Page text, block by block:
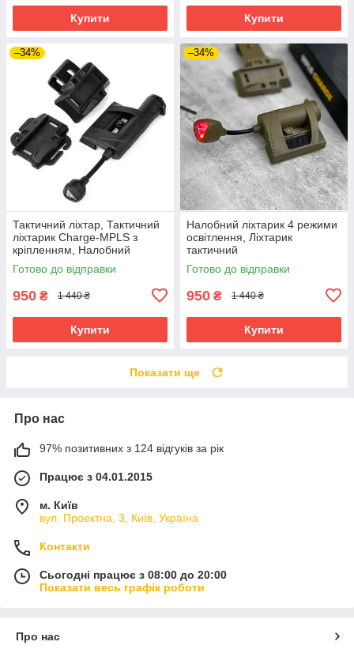
Купити Купити
–34%
Тактичний ліхтар, Тактичний
ліхтарик Charge-MPLS з
кріпленням, Налобний
універсальний ліхтарик
Готово до відправки
950 ₴ 1 440 ₴
Купити
–34%
Налобний ліхтарик 4 режими
освітлення, Ліхтарик
тактичний
FAST/MICH+батарейка
Готово до відправки
950 ₴ 1 440 ₴
Купити
Показати ще
Про нас
97% позитивних з 124 відгуків за рік
Працює з 04.01.2015
м. Київ
вул. Проектна, 3, Київ, Україна
Контакти
Сьогодні працює з 08:00 до 20:00
Показати весь графік роботи
Про нас